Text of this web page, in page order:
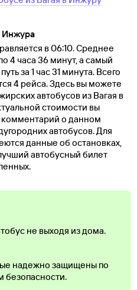
Инжура
в 06:10. Среднее
4 часа 36 минут, а самый
за 1 час 31 минута. Всего
4 рейса. Здесь вы можете
автобусов из Вагая в
стоимости вы
комментарий о данном
автобусов. Для
данные об остановках,
автобусный билет
не выходя из дома.
надежно защищены по
безопасности.